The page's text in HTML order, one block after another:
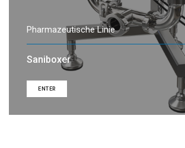
Pharmazeutische Linie
Saniboxer
ENTER